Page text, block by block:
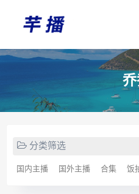
分类筛选
国内主播 国外主播 合集 饭